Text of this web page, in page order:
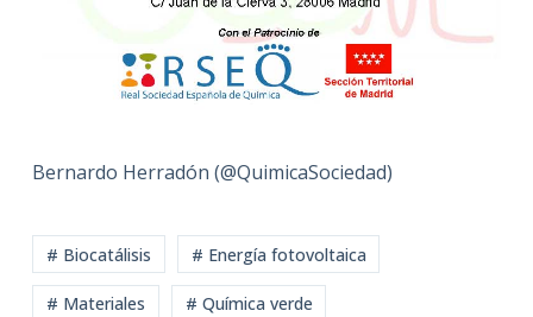
Bernardo Herradón (@QuimicaSociedad)
# Biocatálisis # Energía fotovoltaica
# Materiales # Química verde